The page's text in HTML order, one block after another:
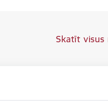
Skatīt visus